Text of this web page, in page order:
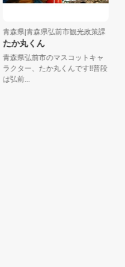
青森県|青森県弘前市観光政策課
たか丸くん
青森県弘前市のマスコットキャ
ラクター、たか丸くんです!!普段
は弘前...